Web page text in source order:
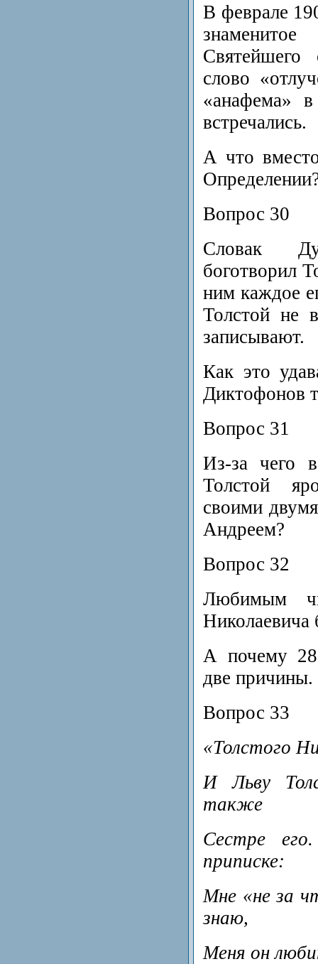
В феврале
слово
«анафема»
встречались.
А что
Вопрос 30
Словак
боготворил
ним каждое
Толстой не
записывают.
Как это
Диктофонов
Вопрос 31
Из-за чего
Толстой
своими
Андреем?
Вопрос 32
Любимым
Николаевича
А почему
две причины.
Вопрос 33
«Толстого
И Льву
также
Сестре
приписке:
Мне «не за
знаю,
Меня он